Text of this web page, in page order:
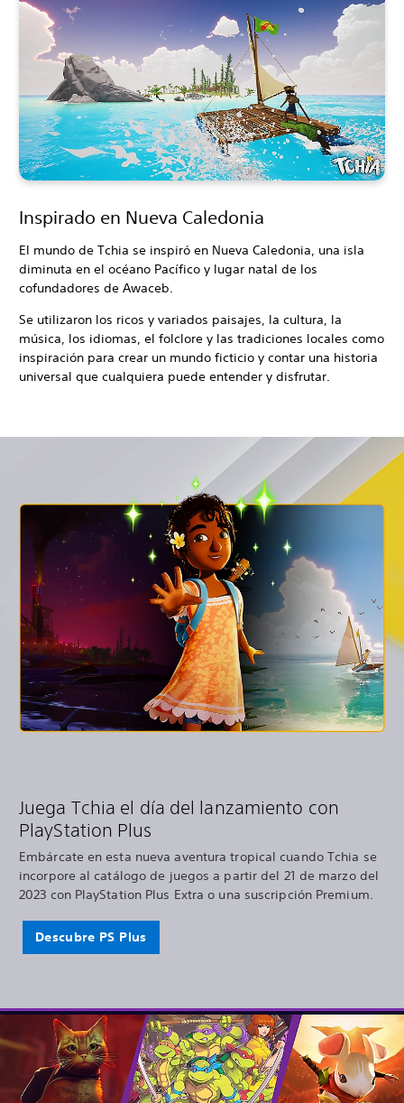
Inspirado en Nueva Caledonia
El mundo de Tchia se inspiró en Nueva Caledonia, una isla
diminuta en el océano Pacífico y lugar natal de los
cofundadores de Awaceb.
Se utilizaron los ricos y variados paisajes, la cultura, la
música, los idiomas, el folclore y las tradiciones locales como
inspiración para crear un mundo ficticio y contar una historia
universal que cualquiera puede entender y disfrutar.
Juega Tchia el día del lanzamiento con
PlayStation Plus
Embárcate en esta nueva aventura tropical cuando Tchia se
incorpore al catálogo de juegos a partir del 21 de marzo del
2023 con PlayStation Plus Extra o una suscripción Premium.
Descubre PS Plus